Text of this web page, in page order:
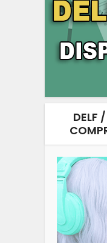
DELF